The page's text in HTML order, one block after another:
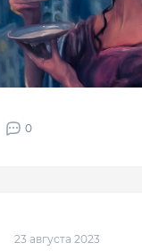
0
23 августа 2023